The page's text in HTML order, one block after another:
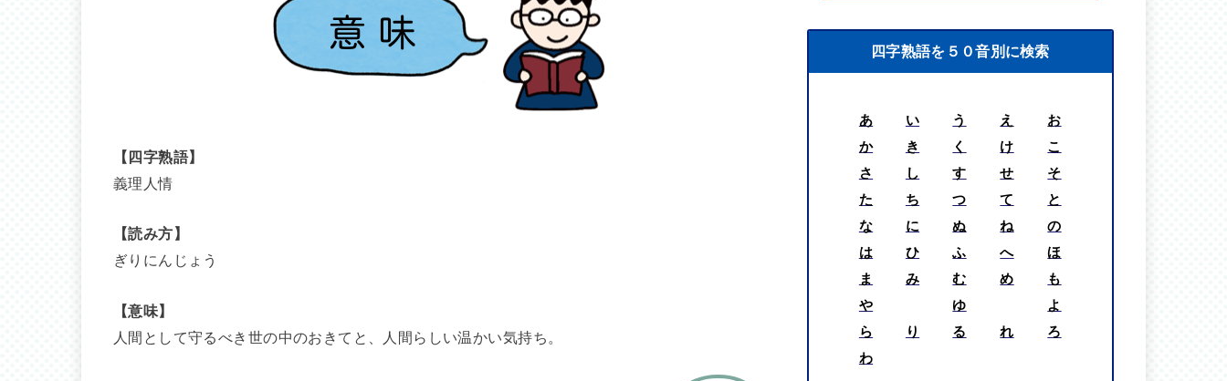
【四字熟語】
義理人情
【読み方】
ぎりにんじょう
【意味】
人間として守るべき世の中のおきてと、人間らしい温かい気持ち。
四字熟語を５０音別に検索
あ い う え
お
か
き く け
こ
さ
し す せ
そ
た
ち つ て
と
な
に ぬ ね
の
は
ひ ふ へ
ほ
ま
み む め
も
や
ゆ
よ
ら
り る れ
ろ
わ